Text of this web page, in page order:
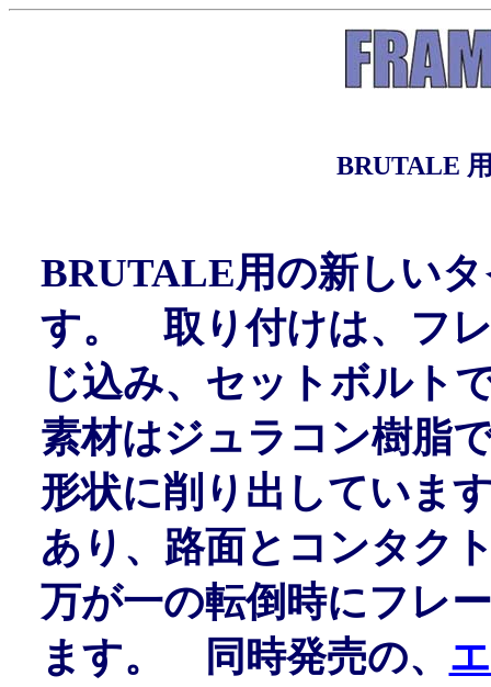
BRUTALE
BRUTALE用の新しい
す。 取り付けは、フ
じ込み、セットボル
素材はジュラコン樹脂
形状に削り出していま
あり、路面とコンタク
万が一の転倒時にフレ
ます。 同時発売の、